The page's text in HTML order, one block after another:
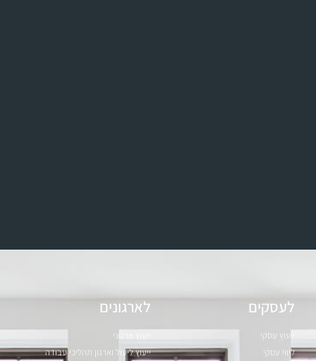
לעסקים
ייעוץ עסקי
ליווי עסקי
לארגונים
ייעוץ ארגוני
ייעוץ ליעול וארגון תהליכי עבודה